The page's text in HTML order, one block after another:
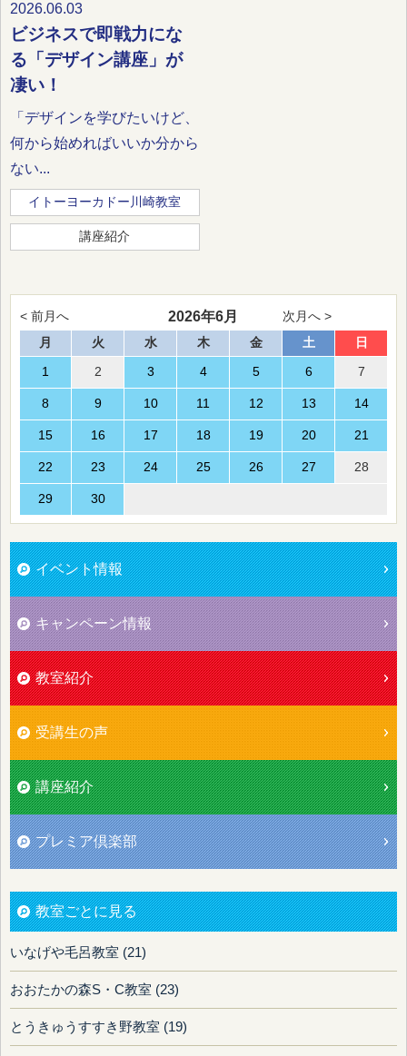
2026.06.03
ビジネスで即戦力にな
る「デザイン講座」が
凄い！
「デザインを学びたいけど、
何から始めればいいか分から
ない...
イトーヨーカドー川崎教室
講座紹介
< 前月へ 2026年6月
次月へ >
月
火 水 木 金 土 日
1 2 3 4 5 6 7
8 9 10 11 12 13 14
15 16 17 18 19 20 21
22 23 24 25 26 27 28
29 30
イベント情報
キャンペーン情報
教室紹介
受講生の声
講座紹介
プレミア倶楽部
教室ごとに見る
いなげや毛呂教室 (21)
おおたかの森S・C教室 (23)
とうきゅうすすき野教室 (19)